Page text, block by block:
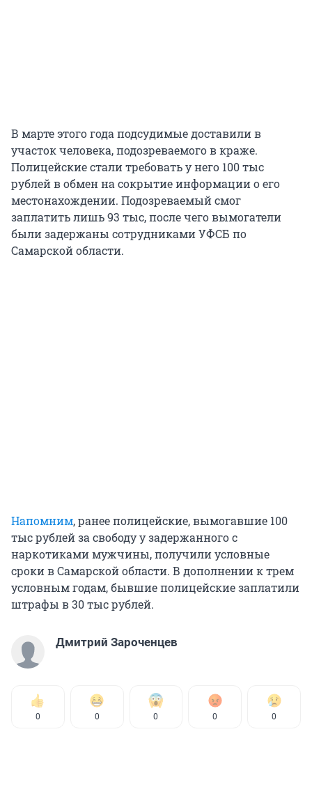
В марте этого года подсудимые доставили в
участок человека, подозреваемого в краже.
Полицейские стали требовать у него 100 тыс
рублей в обмен на сокрытие информации о его
местонахождении. Подозреваемый смог
заплатить лишь 93 тыс, после чего вымогатели
были задержаны сотрудниками УФСБ по
Самарской области.
Напомним, ранее полицейские, вымогавшие 100
тыс рублей за свободу у задержанного с
наркотиками мужчины, получили условные
сроки в Самарской области. В дополнении к трем
условным годам, бывшие полицейские заплатили
штрафы в 30 тыс рублей.
Дмитрий Зароченцев
0 0 0 0 0